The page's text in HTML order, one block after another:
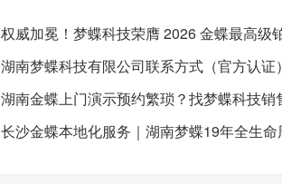
湖南梦蝶科技有限公司联系方式（官方认证）